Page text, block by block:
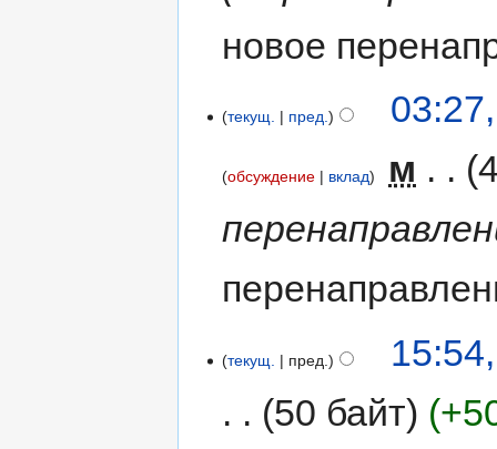
новое
текущ. пред.
обсуждение вклад м
текущ. пред.
50 байт